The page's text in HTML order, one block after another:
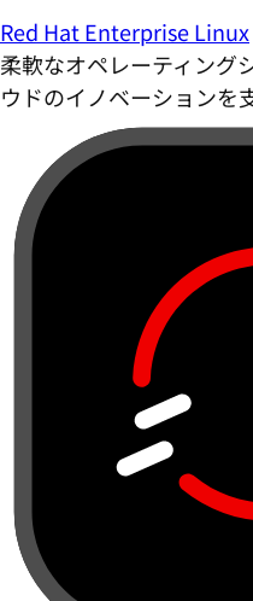
Red Hat Enterprise Linux
柔軟なオペレーティング
ウドのイノベーションを